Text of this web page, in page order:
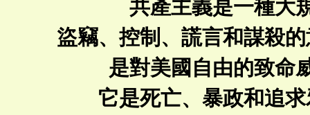
共產主義是一種大
盜竊、控制、謊言和謀殺
是對美國自由的致命
它是死亡、暴政和追